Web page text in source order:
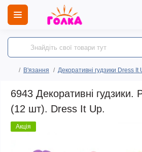
В'язання Декоративні гудзики Dress It
6943 Декоративні гудзики.
(12 шт). Dress It Up.
Акція